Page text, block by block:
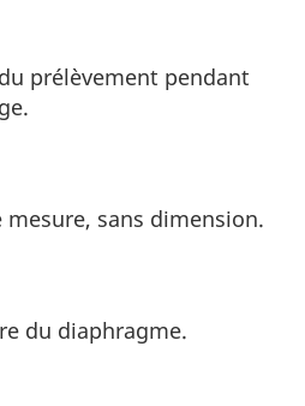
prélèvement pendant
sans dimension.
du diaphragme.